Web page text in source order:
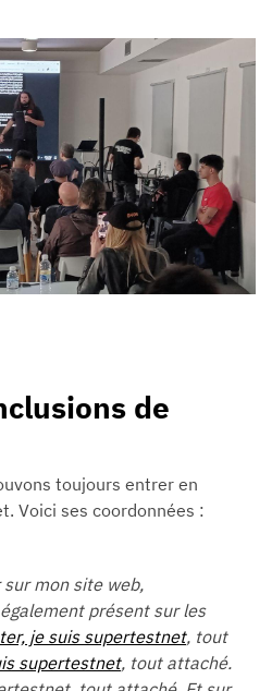
de
toujours entrer en
Voici ses coordonnées :
sur mon site web,
présent sur les
je suis supertestnet, tout
supertestnet, tout attaché.